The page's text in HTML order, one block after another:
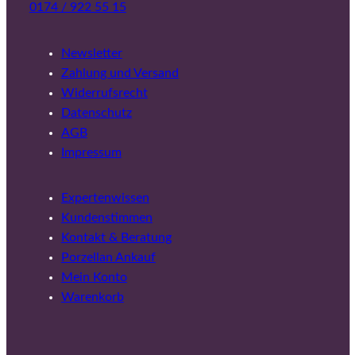
0174 / 922 55 15
Newsletter
Zahlung und Versand
Widerrufsrecht
Datenschutz
AGB
Impressum
Expertenwissen
Kundenstimmen
Kontakt & Beratung
Porzellan Ankauf
Mein Konto
Warenkorb